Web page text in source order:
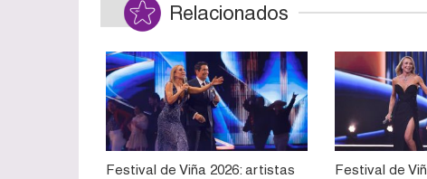
Relacionados
Festival de Viña 2026: artistas
Festival de